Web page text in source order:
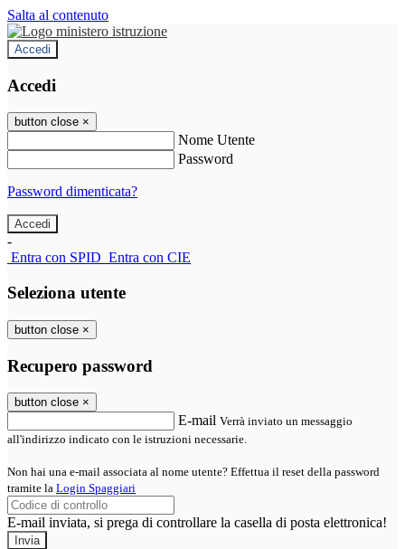
Salta al contenuto
Accedi
Accedi
button close ×
Nome Utente
Password
Password dimenticata?
-
Entra con SPID Entra con CIE
Seleziona utente
button close ×
Recupero password
button close ×
E-mail Verrà inviato un messaggio
all'indirizzo indicato con le istruzioni necessarie.
Non hai una e-mail associata al nome utente? Effettua il reset della password
tramite la Login Spaggiari
E-mail inviata, si prega di controllare la casella di posta elettronica!